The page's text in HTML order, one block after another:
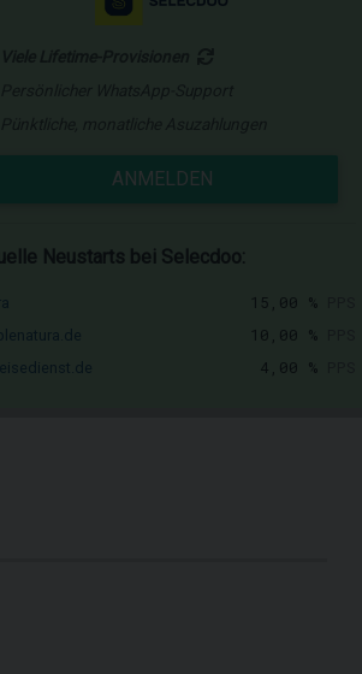
ANMELDEN
Neustarts bei Selecdoo:
15,00 %
10,00 %
4,00 %